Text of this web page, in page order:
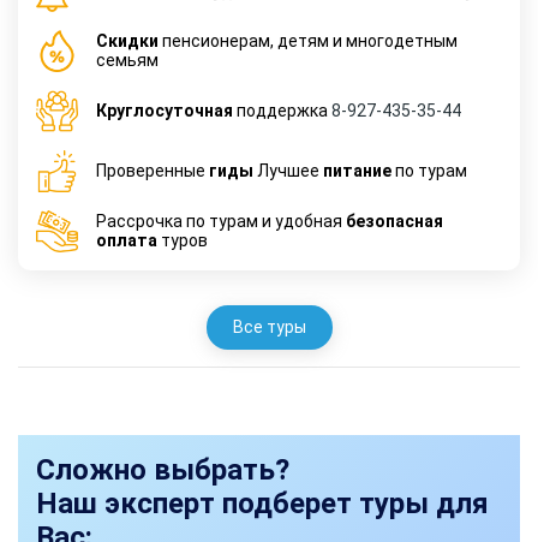
Cкидки пенсионерам, детям и многодетным
семьям
Круглосуточная поддержка 8-927-435-35-44
Проверенные гиды Лучшее питаниепо турам
Рассрочка по турам и удобная безопасная
оплата туров
Все туры
Сложно выбрать?
Наш эксперт подберет туры для